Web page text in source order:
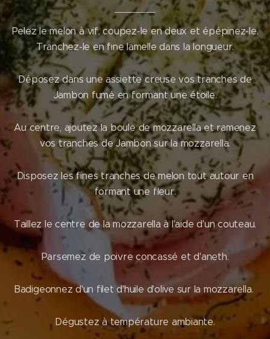
Pelez le melon à vif, coupez-le en deux et épépinez-le.
Tranchez-le en fine lamelle dans la longueur.
Déposez dans une assiette creuse vos tranches de
Jambon fumé en formant une étoile.
Au centre, ajoutez la boule de mozzarella et ramenez
vos tranches de Jambon sur la mozzarella.
Disposez les fines tranches de melon tout autour en
formant une fleur.
Taillez le centre de la mozzarella à l'aide d'un couteau.
Parsemez de poivre concassé et d'aneth.
Badigeonnez d'un filet d'huile d'olive sur la mozzarella.
Dégustez à température ambiante.